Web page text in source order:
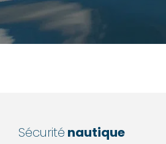
Sécurité nautique